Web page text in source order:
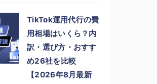
TikTok運用代行の費
用相場はいくら？内
訳・選び方・おすす
め26社を比較
【2026年8月最新